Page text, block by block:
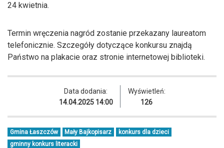
24 kwietnia.
Termin wręczenia nagród zostanie przekazany laureatom
telefonicznie. Szczegóły dotyczące konkursu znajdą
Państwo na plakacie oraz stronie internetowej biblioteki.
Data dodania:
14.04.2025 14:00
Wyświetleń:
126
Gmina Łaszczów Mały Bajkopisarz
konkurs dla dzieci
gminny konkurs literacki